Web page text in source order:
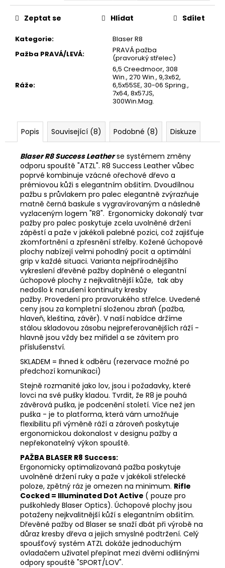
Kategorie:
Blaser R8
Pažba PRAVÁ/LEVÁ:
PRAVÁ pažba
(pravoruký střelec)
Ráže:
6,5 Creedmoor, 308
Win., 270 Win., 9,3x62,
6,5x55SE, 30-06 Spring.,
7x64, 8x57JS,
300Win.Mag.
Zeptat se Hlídat Sdílet
Popis Související (8) Podobné (8) Diskuze
Blaser R8 Success Leather se systémem změny
odporu spouště "ATZL". R8 Success Leather vůbec
poprvé kombinuje vzácné ořechové dřevo a
prémiovou kůži s elegantním obšitím. Dvoudílnou
pažbu s průvlakem pro palec elegantně zvýrazňuje
matně černá baskule s vygravírovaným a následně
vyzlaceným logem "R8". Ergonomicky dokonalý tvar
pažby pro palec poskytuje zcela uvolněné držení
zápěstí a paže v jakékoli palebné pozici, což zajišťuje
zkomfortnění a zpřesnění střelby. Kožené úchopové
plochy nabízejí velmi pohodlný pocit a optimální
grip v každé situaci. Varianta nejpřírodnějšího
vykreslení dřevěné pažby doplněné o elegantní
úchopové plochy z nejkvalitnější kůže, tak aby
nedošlo k narušení kontinuity kresby
pažby. Provedení pro pravorukého střelce. Uvedené
ceny jsou za kompletní složenou zbraň (pažba,
hlaveň, kleština, závěr). V naší nabídce držíme
stálou skladovou zásobu nejpreferovanějších ráží -
hlavně jsou vždy bez miřidel a se závitem pro
příslušenství.
SKLADEM = Ihned k odběru (rezervace možné po
předchozí komunikaci)
Stejně rozmanité jako lov, jsou i požadavky, které
lovci na své pušky kladou. Tvrdit, že R8 je pouhá
závěrová puška, je podcenění století. Více než jen
puška - je to platforma, která vám umožňuje
flexibilitu při výměně ráží a zároveň poskytuje
ergonomickou dokonalost v designu pažby a
nepřekonatelný výkon spouště.
PAŽBA BLASER R8 Success:
Ergonomicky optimalizovaná pažba poskytuje
uvolněné držení ruky a paže v jakékoli střelecké
poloze, zpětný ráz je omezen na minimum. Rifle
Cocked = Illuminated Dot Active ( pouze pro
puškohledy Blaser Optics). Úchopové plochy jsou
potaženy nejkvalitnější kůží s elegantním obšitím.
Dřevěné pažby od Blaser se snaží dbát při výrobě na
důraz kresby dřeva a jejich smyslné podtržení. Celý
spoušťový systém ATZL dokáže jednoduchým
ovladačem uživatel přepínat mezi dvěmi odlišnými
odpory spouště "SPORT/LOV".